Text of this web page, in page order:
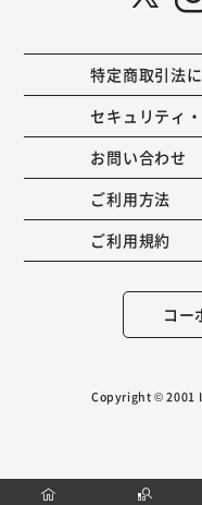
特定商取引法
セキュリティ
お問い合わせ
ご利用方法
ご利用規約
コー
Copyright © 2001